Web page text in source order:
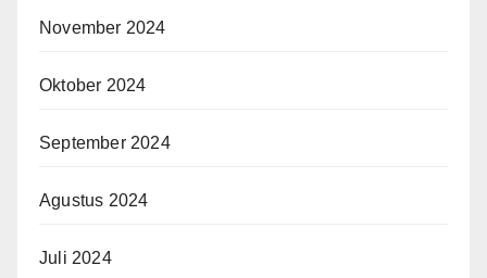
November 2024
Oktober 2024
September 2024
Agustus 2024
Juli 2024